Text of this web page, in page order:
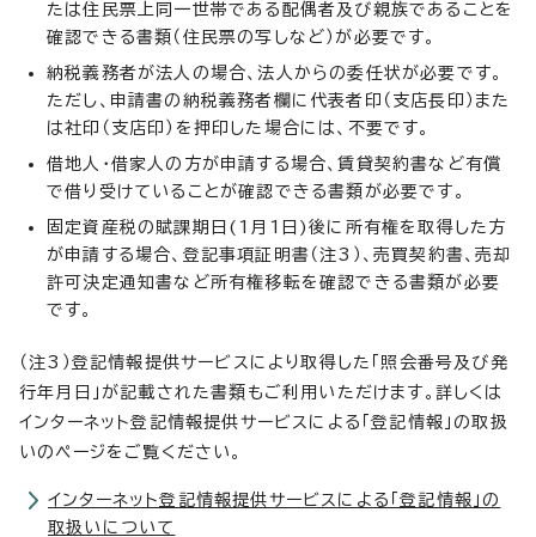
たは住民票上同一世帯である配偶者及び親族であることを
確認できる書類（住民票の写しなど）が必要です。
納税義務者が法人の場合、法人からの委任状が必要です。
ただし、申請書の納税義務者欄に代表者印（支店長印）また
は社印（支店印）を押印した場合には、不要です。
借地人・借家人の方が申請する場合、賃貸契約書など有償
で借り受けていることが確認できる書類が必要です。
固定資産税の賦課期日(1月1日)後に所有権を取得した方
が申請する場合、登記事項証明書（注3）、売買契約書、売却
許可決定通知書など所有権移転を確認できる書類が必要
です。
（注3）登記情報提供サービスにより取得した「照会番号及び発
行年月日」が記載された書類もご利用いただけます。詳しくは
インターネット登記情報提供サービスによる「登記情報」の取扱
いのページをご覧ください。
インターネット登記情報提供サービスによる「登記情報」の
取扱いについて